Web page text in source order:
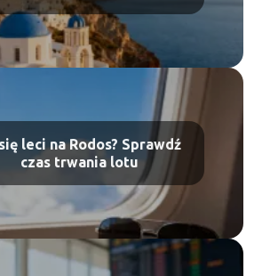
leci na Rodos? Sprawdź
czas trwania lotu